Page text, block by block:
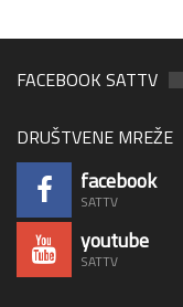
FACEBOOK SATTV
DRUŠTVENE MREŽE
facebook
SATTV
youtube
SATTV